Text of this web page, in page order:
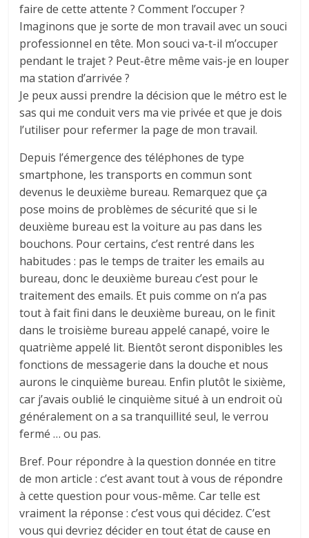
faire de cette attente ? Comment l’occuper ?
Imaginons que je sorte de mon travail avec un souci
professionnel en tête. Mon souci va-t-il m’occuper
pendant le trajet ? Peut-être même vais-je en louper
ma station d’arrivée ?
Je peux aussi prendre la décision que le métro est le
sas qui me conduit vers ma vie privée et que je dois
l’utiliser pour refermer la page de mon travail.
Depuis l’émergence des téléphones de type
smartphone, les transports en commun sont
devenus le deuxième bureau. Remarquez que ça
pose moins de problèmes de sécurité que si le
deuxième bureau est la voiture au pas dans les
bouchons. Pour certains, c’est rentré dans les
habitudes : pas le temps de traiter les emails au
bureau, donc le deuxième bureau c’est pour le
traitement des emails. Et puis comme on n’a pas
tout à fait fini dans le deuxième bureau, on le finit
dans le troisième bureau appelé canapé, voire le
quatrième appelé lit. Bientôt seront disponibles les
fonctions de messagerie dans la douche et nous
aurons le cinquième bureau. Enfin plutôt le sixième,
car j’avais oublié le cinquième situé à un endroit où
généralement on a sa tranquillité seul, le verrou
fermé … ou pas.
Bref. Pour répondre à la question donnée en titre
de mon article : c’est avant tout à vous de répondre
à cette question pour vous-même. Car telle est
vraiment la réponse : c’est vous qui décidez. C’est
vous qui devriez décider en tout état de cause en